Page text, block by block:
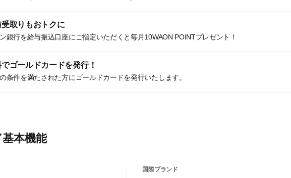
受取りもおトクに
銀行を給与振込口座にご指定いただくと毎月10WAON POINTプレゼント！
ゴールドカードを発行！
条件を満たされた方にゴールドカードを発行いたします。
本機能
国際ブランド